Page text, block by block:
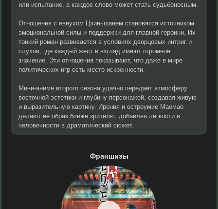
или испытание, а каждое слово может стать судьбоносным.
Отношения с евнухом Цзиньшанем становятся источником
эмоциональной силы и поддержки для главной героини. Их
тонкий роман развивается в условиях дворцовых интриг и
слухов, где каждый жест и взгляд имеют огромное
значение. Эти отношения показывают, что даже в мире
политических игр есть место искренности.
Мини-аниме второго сезона удачно передаёт атмосферу
восточной эстетики и глубину персонажей, создавая живую
и выразительную картину. Ирония и остроумие Маомао
делают её образ ближе зрителю, добавляя лёгкости и
человечности в драматический сюжет.
Франшизы